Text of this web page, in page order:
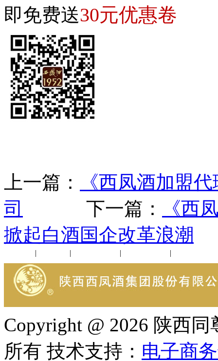
即免费送30元优惠卷
上一篇：
《西凤酒加盟
司
下一篇：
《西
掀起白酒国企改革浪潮
| | | |
Copyright @ 2026 陕西
所有 技术支持： 电子商